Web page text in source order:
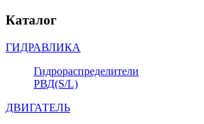
Каталог
ГИДРАВЛИКА
Гидрораспределители
РВД(S/L)
ДВИГАТЕЛЬ